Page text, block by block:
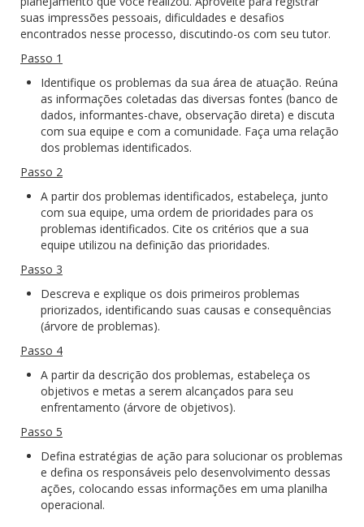
suas impressões pessoais, dificuldades e desafios
encontrados nesse processo, discutindo-os com seu tutor.
Passo 1
Identifique os problemas da sua área de atuação. Reúna
as informações coletadas das diversas fontes (banco de
dados, informantes-chave, observação direta) e discuta
com sua equipe e com a comunidade. Faça uma relação
dos problemas identificados.
Passo 2
A partir dos problemas identificados, estabeleça, junto
com sua equipe, uma ordem de prioridades para os
problemas identificados. Cite os critérios que a sua
equipe utilizou na definição das prioridades.
Passo 3
Descreva e explique os dois primeiros problemas
priorizados, identificando suas causas e consequências
(árvore de problemas).
Passo 4
A partir da descrição dos problemas, estabeleça os
objetivos e metas a serem alcançados para seu
enfrentamento (árvore de objetivos).
Passo 5
Defina estratégias de ação para solucionar os problemas
e defina os responsáveis pelo desenvolvimento dessas
ações, colocando essas informações em uma planilha
operacional.